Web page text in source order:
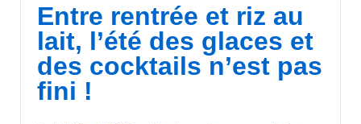
Entre rentrée et riz au
lait, l’été des glaces et
des cocktails n’est pas
fini !